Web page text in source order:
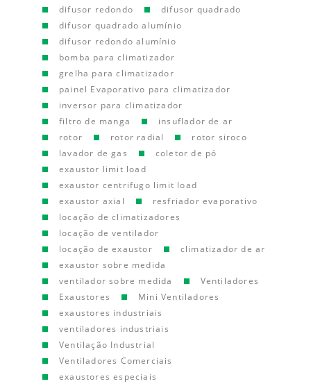
difusor redondo
difusor quadrado
difusor quadrado alumínio
difusor redondo alumínio
bomba para climatizador
grelha para climatizador
painel Evaporativo para climatizador
inversor para climatizador
filtro de manga
insuflador de ar
rotor
rotor radial
rotor siroco
lavador de gas
coletor de pó
exaustor limit load
exaustor centrifugo limit load
exaustor axial
resfriador evaporativo
locação de climatizadores
locação de ventilador
locação de exaustor
climatizador de ar
exaustor sobre medida
ventilador sobre medida
Ventiladores
Exaustores
Mini Ventiladores
exaustores industriais
ventiladores industriais
Ventilação Industrial
Ventiladores Comerciais
exaustores especiais